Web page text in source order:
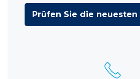
Prüfen Sie die neuesten